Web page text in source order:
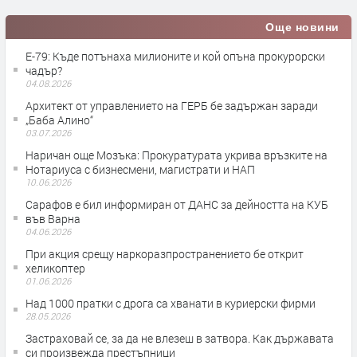
Още новини
Е-79: Къде потънаха милионите и кой опъна прокурорски
чадър?
04.08.2026
Архитект от управлението на ГЕРБ бе задържан заради
„Баба Алино“
03.07.2026
Наричан още Мозъка: Прокуратурата укрива връзките на
Нотариуса с бизнесмени, магистрати и НАП
10.06.2026
Сарафов е бил информиран от ДАНС за дейността на КУБ
във Варна
04.06.2026
При акция срещу наркоразпространението бе открит
хеликоптер
01.06.2026
Над 1000 пратки с дрога са хванати в куриерски фирми
28.05.2026
Застраховай се, за да не влезеш в затвора. Как държавата
си произвежда престъпници